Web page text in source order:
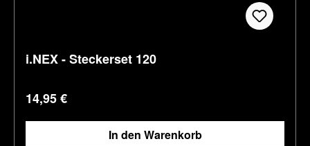
i.NEX - Steckerset 120
Regulärer Preis:
14,95 €
In den Warenkorb